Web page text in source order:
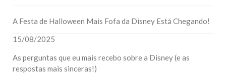
A Festa de Halloween Mais Fofa da Disney Está Chegando!
15/08/2025
As perguntas que eu mais recebo sobre a Disney (e as
respostas mais sinceras!)